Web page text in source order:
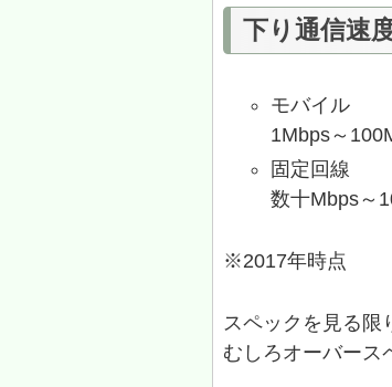
下り通信速
モバイル
1Mbps～
固定回線
数十Mbps～
※2017年時点
スペックを見る限
むしろオーバース